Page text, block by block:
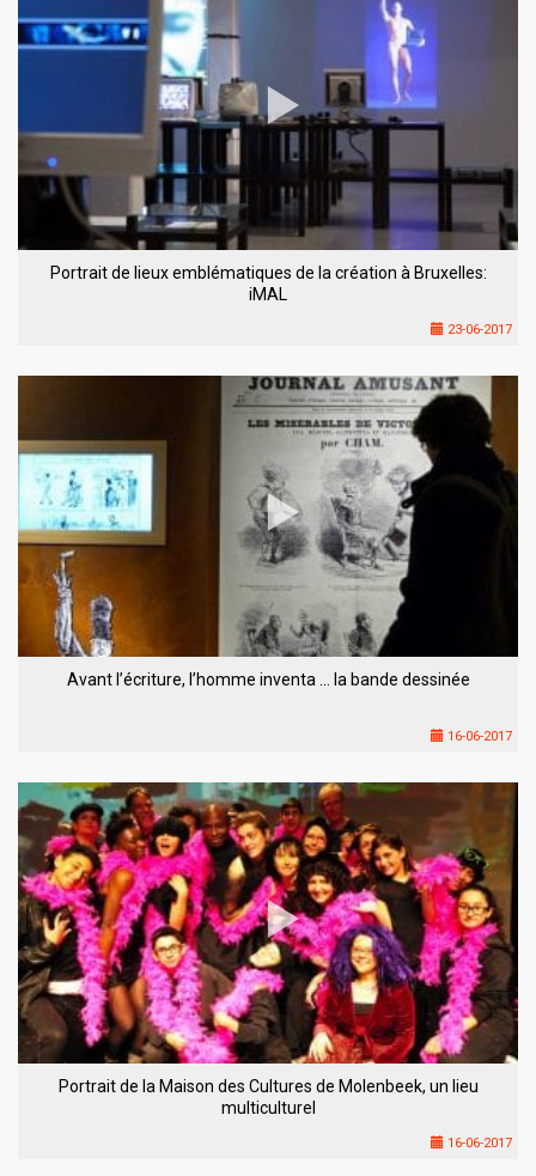
Portrait de lieux emblématiques de la création à Bruxelles:
iMAL
23-06-2017
Avant l’écriture, l’homme inventa … la bande dessinée
16-06-2017
Portrait de la Maison des Cultures de Molenbeek, un lieu
multiculturel
16-06-2017